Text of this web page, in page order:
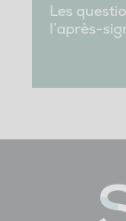
Les
l’après-